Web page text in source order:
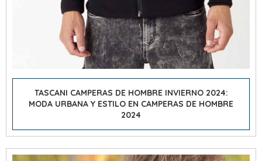
TASCANI CAMPERAS DE HOMBRE INVIERNO 2024:
MODA URBANA Y ESTILO EN CAMPERAS DE HOMBRE
2024